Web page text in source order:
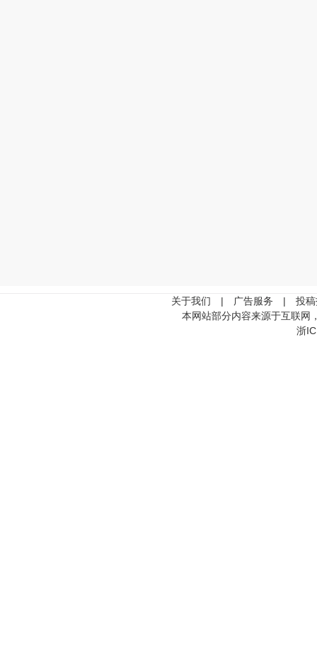
关于我们 | 广告服务 |
投
本网站部分内容来源于互联网
浙